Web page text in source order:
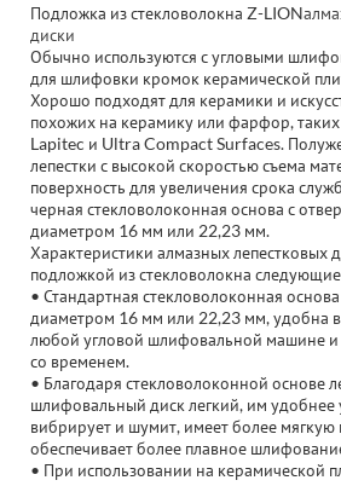
Подложка из стекловолокна Z-LION
диски
Обычно используются с угловыми
для шлифовки кромок керамической
Хорошо подходят для керамики и
похожих на керамику или фарфор,
Lapitec и Ultra Compact Surfaces.
лепестки с высокой скоростью съема
поверхность для увеличения срока
черная стекловолоконная основа с
диаметром 16 мм или 22,23 мм.
Характеристики алмазных лепестковых
подложкой из стекловолокна
• Стандартная стекловолоконная
диаметром 16 мм или 22,23 мм, удобна
любой угловой шлифовальной машине и
со временем.
• Благодаря стекловолоконной основе
шлифовальный диск легкий, им удобнее
вибрирует и шумит, имеет более мягкую
обеспечивает более плавное
• При использовании на керамической